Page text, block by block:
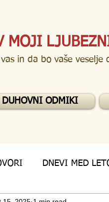
MOJI
in da bo vaše veselje
DUHOVNI ODMIKI
DNEVI MED